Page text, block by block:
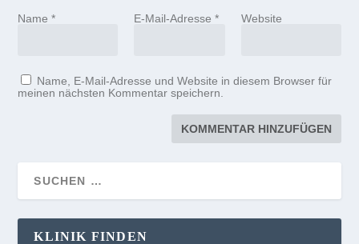
Name* E-Mail-Adresse * Website
Name, E-Mail-Adresse und Website in diesem Browser für
meinen nächsten Kommentar speichern.
KLINIK FINDEN